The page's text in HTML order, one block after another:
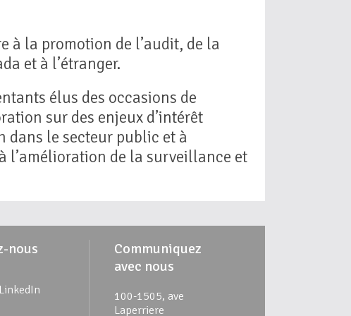
à la promotion de l’audit, de la
et à l’étranger.
élus des occasions de
sur des enjeux d’intérêt
dans le secteur public et à
l’amélioration de la surveillance et
nous
LinkedIn
Communiquez
avec nous
100-1505, ave
Laperriere